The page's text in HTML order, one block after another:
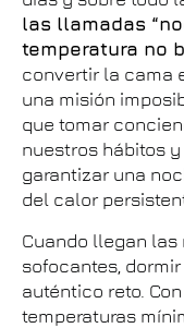
las llamadas
temperatura no
convertir la cama
una misión
que tomar
nuestros hábitos
garantizar una
del calor
Cuando llegan las
sofocantes,
auténtico reto.
temperaturas